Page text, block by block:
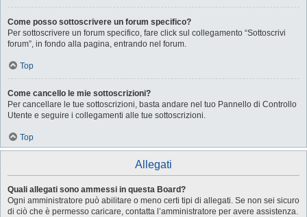
Come posso sottoscrivere un forum specifico?
Per sottoscrivere un forum specifico, fare click sul collegamento “Sottoscrivi
forum”, in fondo alla pagina, entrando nel forum.
Top
Come cancello le mie sottoscrizioni?
Per cancellare le tue sottoscrizioni, basta andare nel tuo Pannello di Controllo
Utente e seguire i collegamenti alle tue sottoscrizioni.
Top
Allegati
Quali allegati sono ammessi in questa Board?
Ogni amministratore può abilitare o meno certi tipi di allegati. Se non sei sicuro
di ciò che è permesso caricare, contatta l’amministratore per avere assistenza.